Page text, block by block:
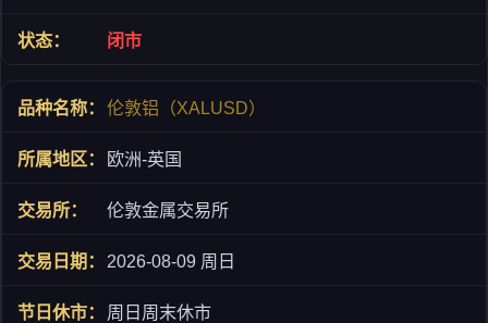
闭市
伦敦铝（XALUSD）
欧洲-英国
伦敦金属交易所
2026-08-09 周日
周日周末休市